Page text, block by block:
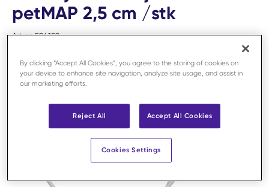
petMAP 2,5 cm /stk
Art.nr: F94159
By clicking “Accept All Cookies”, you agree to the storing of cookies on
your device to enhance site navigation, analyze site usage, and assist in
our marketing efforts.
Reject All Accept All Cookies
Cookies Settings